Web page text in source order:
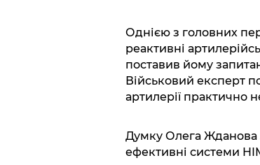
Однією з головних
реактивні
поставив йому
Військовий експерт
артилерії практично
Думку Олега Жданова
ефективні системи